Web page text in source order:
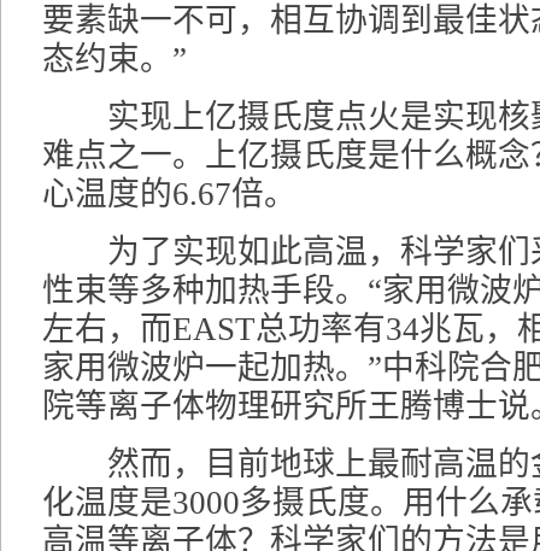
要素缺一不可，相互协调到最佳
态约束。”
实现上亿摄氏度点火是实现核
难点之一。上亿摄氏度是什么概
心温度的6.67倍。
为了实现如此高温，科学家们
性束等多种加热手段。“家用微波
左右，而EAST总功率有34兆瓦，
家用微波炉一起加热。”中科院合
院等离子体物理研究所王腾博士说
然而，目前地球上最耐高温的
化温度是3000多摄氏度。用什么
高温等离子体？科学家们的方法是